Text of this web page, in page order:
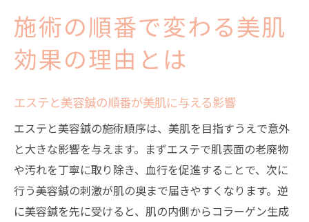
施術の順番で変わる美肌
効果の理由とは
エステと美容鍼の順番が美肌に与える影響
エステと美容鍼の施術順序は、美肌を目指すうえで意外
と大きな影響を与えます。まずエステで肌表面の老廃物
や汚れを丁寧に取り除き、血行を促進することで、次に
行う美容鍼の刺激が肌の奥まで届きやすくなります。逆
に美容鍼を先に受けると、肌の内側からコラーゲン生成